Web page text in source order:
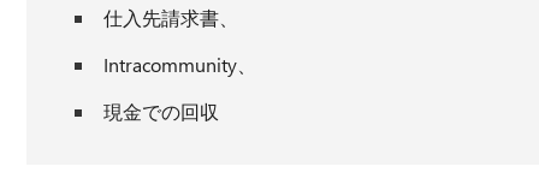
仕入先請求書、
Intracommunity、
現金での回収